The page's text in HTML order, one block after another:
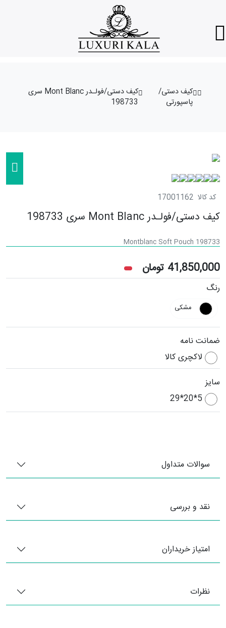
کیف دستی/
پاسپورتی
کیف دستی/فولـدر Mont Blanc سری
198733
کد کالا 17001162
کیف دستی/فولـدر Mont Blanc سری 198733
Montblanc Soft Pouch 198733
41,850,000 تومان
رنگ
مشکی
ضمانت نامه
لاکچری کالا
سایز
5*20*29
سوالات متداول
نقد و بررسی
امتیاز خریداران
نظرات